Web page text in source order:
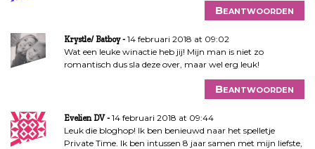
Beantwoorden
Krystle/ Batboy
14 februari 2018 at 09:02
Wat een leuke winactie heb jij! Mijn man is niet zo
romantisch dus sla deze over, maar wel erg leuk!
Beantwoorden
Evelien DV
14 februari 2018 at 09:44
Leuk die bloghop! Ik ben benieuwd naar het spelletje
Private Time. Ik ben intussen 8 jaar samen met mijn liefste,